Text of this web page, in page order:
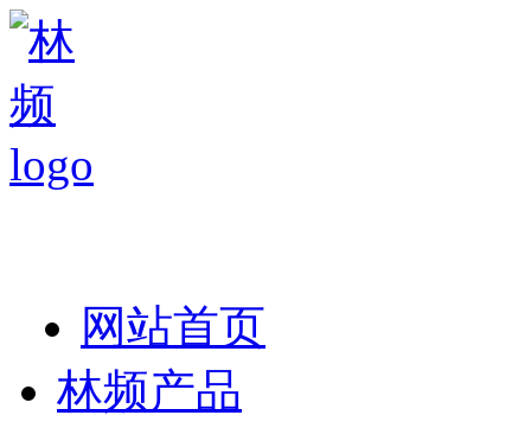
网站首页
林频产品